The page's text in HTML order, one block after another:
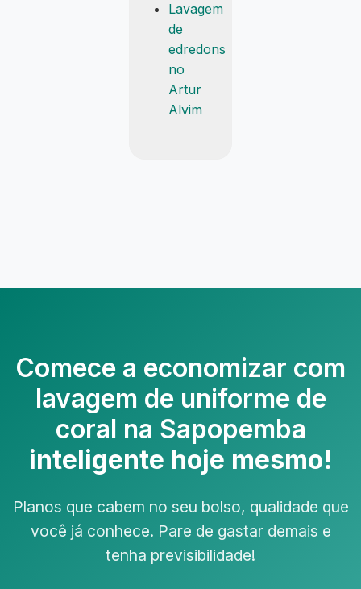
Lavagem
de
edredons
no
Artur
Alvim
Comece a economizar com
lavagem de uniforme de
coral na Sapopemba
inteligente hoje mesmo!
Planos que cabem no seu bolso, qualidade que
você já conhece. Pare de gastar demais e
tenha previsibilidade!